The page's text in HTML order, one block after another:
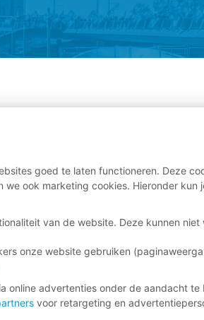
goed te laten functioneren. Deze
ook marketing cookies. Hieronder
van de website. Deze kunnen niet
onze website gebruiken
online advertenties onder de aandacht
voor retargeting en